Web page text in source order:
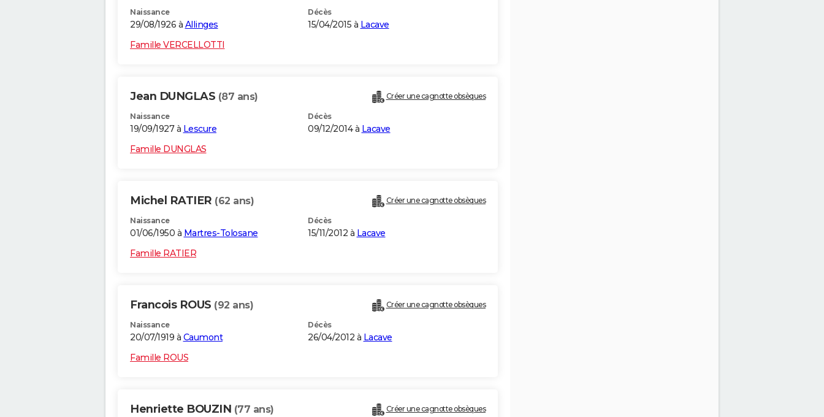
Naissance
29/08/1926 à Allinges
Décès
15/04/2015 à Lacave
Famille VERCELLOTTI
Jean DUNGLAS (87 ans) Créer une cagnotte obsèques
Naissance
19/09/1927 à Lescure
Décès
09/12/2014 à Lacave
Famille DUNGLAS
Michel RATIER (62 ans) Créer une cagnotte obsèques
Naissance
01/06/1950 à Martres-Tolosane
Décès
15/11/2012 à Lacave
Famille RATIER
Francois ROUS (92 ans) Créer une cagnotte obsèques
Naissance
20/07/1919 à Caumont
Décès
26/04/2012 à Lacave
Famille ROUS
Henriette BOUZIN (77 ans) Créer une cagnotte obsèques